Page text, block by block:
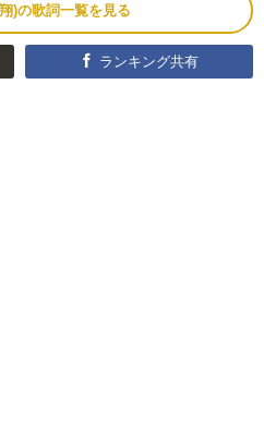
)の歌詞一覧を見る
ランキング共有